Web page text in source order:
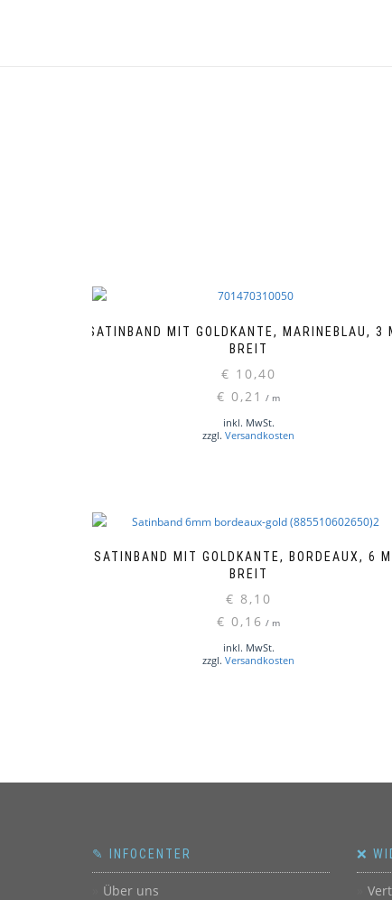
SATINBAND MIT GOLDKANTE, MARINEBLAU, 3
BREIT
€ 10,40
€ 0,21 / m
inkl. MwSt.
zzgl.Versandkosten
SATINBAND MIT GOLDKANTE, BORDEAUX, 6
BREIT
€ 8,10
€ 0,16 / m
inkl. MwSt.
zzgl.Versandkosten
✎ INFOCENTER
Über uns
❌